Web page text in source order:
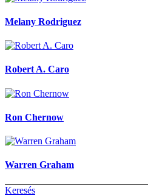
Melany Rodriguez
Robert A. Caro
Ron Chernow
Warren Graham
Previous
Keresés